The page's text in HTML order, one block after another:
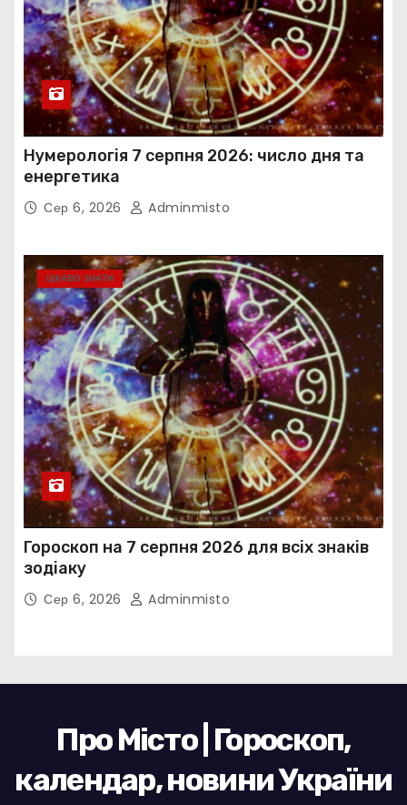
Нумерологія 7 серпня 2026: число дня та
енергетика
Сер 6, 2026 Adminmisto
ЦІКАВО ЗНАТИ
Гороскоп на 7 серпня 2026 для всіх знаків
зодіаку
Сер 6, 2026 Adminmisto
Про Місто | Гороскоп,
календар, новини України